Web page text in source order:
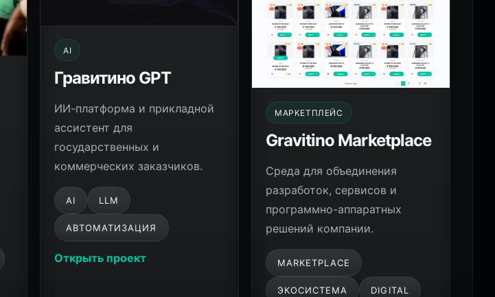
AI
Гравитино GPT
ИИ-платформа и прикладной
ассистент для
государственных и
коммерческих заказчиков.
AI LLM
АВТОМАТИЗАЦИЯ
Открыть проект
МАРКЕТПЛЕЙС
Gravitino Marketplace
Среда для объединения
разработок, сервисов и
программно-аппаратных
решений компании.
MARKETPLACE
ЭКОСИСТЕМА DIGITAL